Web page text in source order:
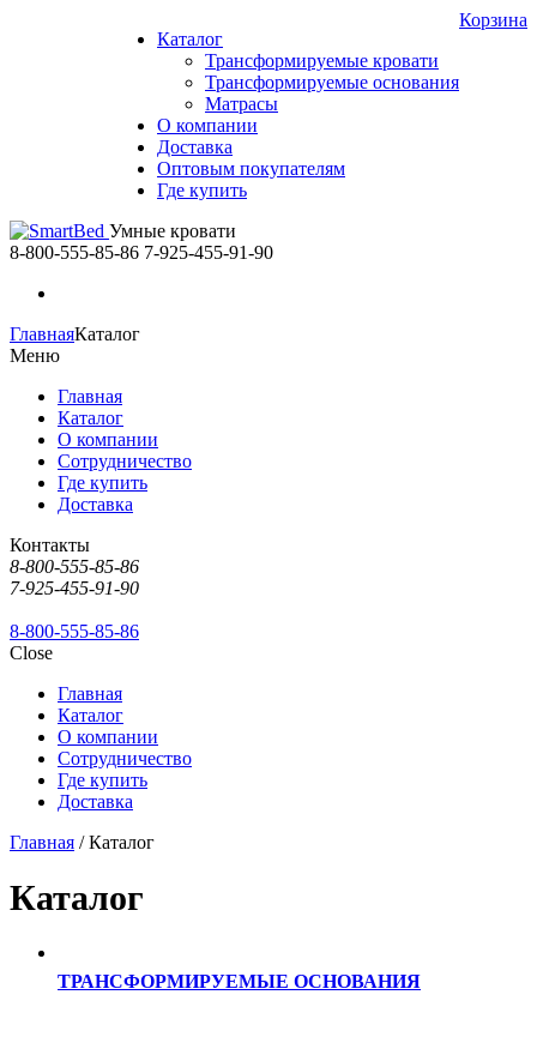
Каталог
Трансформируемые кровати
Трансформируемые основания
Матрасы
О компании
Доставка
Оптовым покупателям
Где купить
Корзина
Умные кровати
8-800-555-85-86 7-925-455-91-90
ГлавнаяКаталог
Меню
Главная
Каталог
О компании
Сотрудничество
Где купить
Доставка
Контакты
8-800-555-85-86
7-925-455-91-90
8-800-555-85-86
Close
Главная
Каталог
О компании
Сотрудничество
Где купить
Доставка
Главная / Каталог
Каталог
ТРАНСФОРМИРУЕМЫЕ ОСНОВАНИЯ